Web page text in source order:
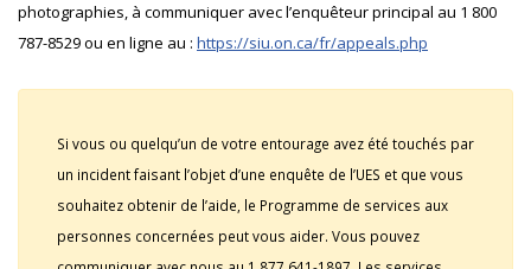
photographies, à communiquer avec l’enquêteur principal au 1 800
787-8529 ou en ligne au : https://siu.on.ca/fr/appeals.php
Si vous ou quelqu’un de votre entourage avez été touchés par
un incident faisant l’objet d’une enquête de l’UES et que vous
souhaitez obtenir de l’aide, le Programme de services aux
personnes concernées peut vous aider. Vous pouvez